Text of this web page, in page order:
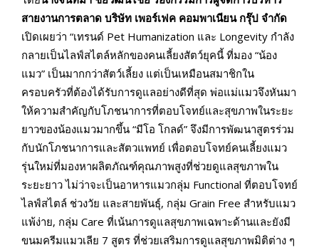
สายงานการตลาด บริษัท เพอร์เฟค คอมพาเนียน กรุ๊ป จำกัด
เปิดเผยว่า “เทรนด์ Pet Humanization และ Longevity กำลัง
กลายเป็นไลฟ์สไตล์หลักของคนเลี้ยงสัตว์ยุคนี้ ที่มอง “น้อง
แมว” เป็นมากกว่าสัตว์เลี้ยง แต่เป็นเหมือนสมาชิกใน
ครอบครัวที่ต้องได้รับการดูแลอย่างดีที่สุด พ่อแม่แมวจึงหันมา
ให้ความสำคัญกับโภชนาการที่ตอบโจทย์และสุขภาพในระยะ
ยาวของน้องแมวมากขึ้น “มีโอ โกลด์” จึงมีการพัฒนาสูตรร่วม
กับนักโภชนาการและสัตวแพทย์ เพื่อตอบโจทย์คนเลี้ยงแมว
รุ่นใหม่ที่มองหาผลิตภัณฑ์คุณภาพสูงที่ช่วยดูแลสุขภาพใน
ระยะยาว ไม่ว่าจะเป็นอาหารแมวกลุ่ม Functional ที่ตอบโจทย์
ไลฟ์สไตล์ ช่วงวัย และสายพันธุ์, กลุ่ม Grain Free สำหรับแมว
แพ้ง่าย, กลุ่ม Care ที่เน้นการดูแลสุขภาพเฉพาะด้านและยังมี
ขนมครีมแมวเลีย 7 สูตร ที่ช่วยเสริมการดูแลสุขภาพมิติต่าง ๆ